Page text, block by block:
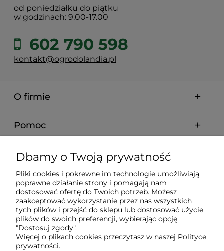
od poniedziałku do piątku
w godzinach: 9.00-17.00
602 790 598
kontakt@ogrodolandia.pl
O firmie
Pomoc
Dostawa
Gwarancja i zwroty
Moje konto
Inne
Dbamy o Twoją prywatność
Pliki cookies i pokrewne im technologie umożliwiają
poprawne działanie strony i pomagają nam
dostosować ofertę do Twoich potrzeb. Możesz
zaakceptować wykorzystanie przez nas wszystkich
tych plików i przejść do sklepu lub dostosować użycie
plików do swoich preferencji, wybierając opcję
"Dostosuj zgody".
Więcej o plikach cookies przeczytasz w naszej Polityce
prywatności.